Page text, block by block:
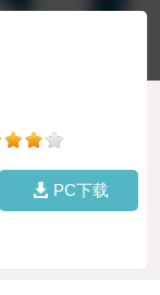
PC下载